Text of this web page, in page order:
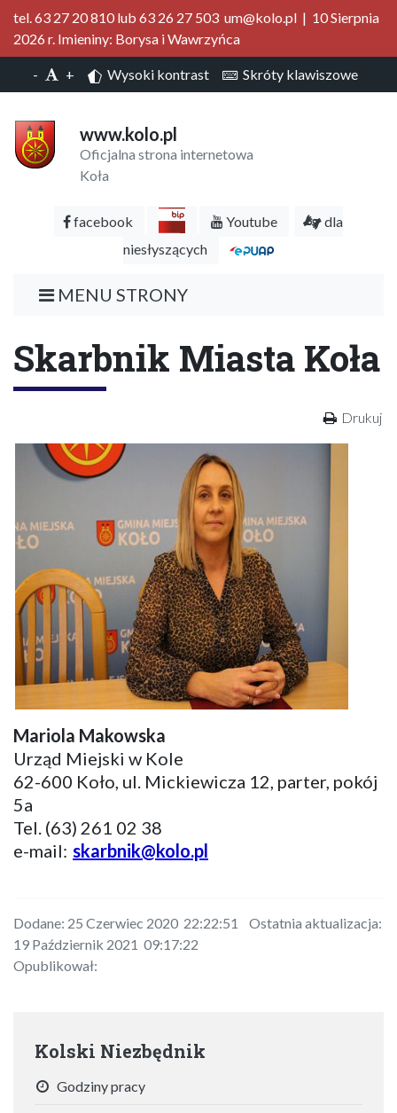
tel. 63 27 20 810 lub 63 26 27 503 um@kolo.pl | 10 Sierpnia
2026 r. Imieniny: Borysa i Wawrzyńca
- + Wysoki kontrast Skróty klawiszowe
www.kolo.pl
Oficjalna strona internetowa
Koła
facebook Youtube
dla
niesłyszących
MENU STRONY
Skarbnik Miasta Koła
Drukuj
Mariola Makowska
Urząd Miejski w Kole
62-600 Koło, ul. Mickiewicza 12, parter, pokój
5a
Tel. (63) 261 02 38
e-mail: skarbnik@kolo.pl
Dodane: 25 Czerwiec 2020 22:22:51 Ostatnia aktualizacja:
19 Październik 2021 09:17:22
Opublikował:
Kolski Niezbędnik
Godziny pracy